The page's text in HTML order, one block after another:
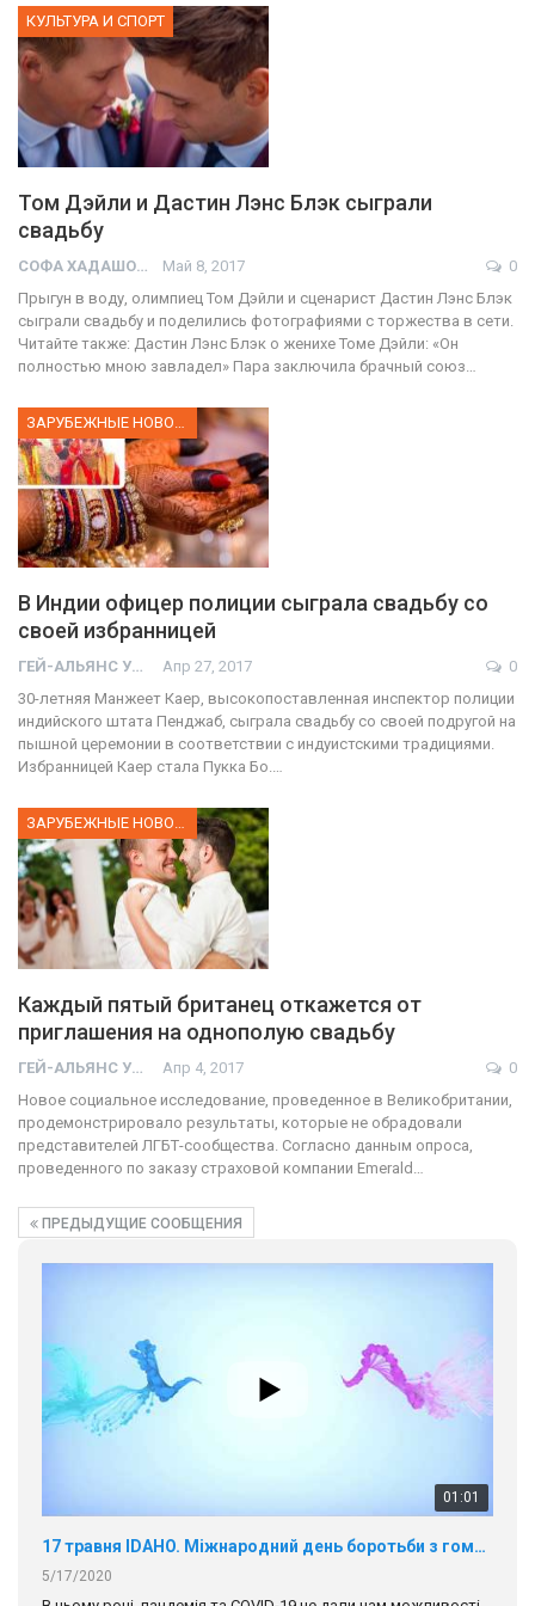
КУЛЬТУРА И СПОРТ
Том Дэйли и Дастин Лэнс Блэк сыграли
свадьбу
СОФА ХАДАШОТ Май 8, 2017
0
Прыгун в воду, олимпиец Том Дэйли и сценарист Дастин Лэнс Блэк
сыграли свадьбу и поделились фотографиями с торжества в сети.
Читайте также: Дастин Лэнс Блэк о женихе Томе Дэйли: «Он
полностью мною завладел» Пара заключила брачный союз…
В Индии офицер полиции сыграла свадьбу со
своей избранницей
ГЕЙ-АЛЬЯНС УКРАИНА Апр 27, 2017
0
30-летняя Манжеет Каер, высокопоставленная инспектор полиции
индийского штата Пенджаб, сыграла свадьбу со своей подругой на
пышной церемонии в соответствии с индуистскими традициями.
Избранницей Каер стала Пукка Бо.…
ЗАРУБЕЖНЫЕ НОВОСТИ
Каждый пятый британец откажется от
приглашения на однополую свадьбу
ГЕЙ-АЛЬЯНС УКРАИНА Апр 4, 2017
0
Новое социальное исследование, проведенное в Великобритании,
продемонстрировало результаты, которые не обрадовали
представителей ЛГБТ-сообщества. Согласно данным опроса,
проведенного по заказу страховой компании Emerald…
ПРЕДЫДУЩИЕ СООБЩЕНИЯ
01:01
17 травня IDAHO. Міжнародний день боротьби з гомофобією трансфобією і біфобія.
5/17/2020